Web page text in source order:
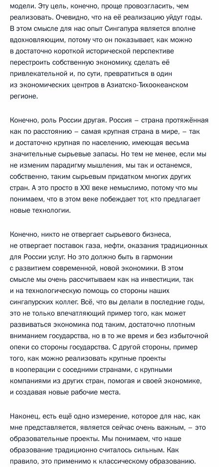
модели. Эту цель, конечно, проще провозгласить, чем
реализовать. Очевидно, что на её реализацию уйдут годы.
В этом смысле для нас опыт Сингапура является вполне
вдохновляющим, потому что он показывает, как можно
в достаточно короткой исторической перспективе
перестроить собственную экономику, сделать её
привлекательной и, по сути, превратиться в один
из экономических центров в Азиатско-Тихоокеанском
регионе.
Конечно, роль России другая. Россия – страна протяжённая
как по расстоянию – самая крупная страна в мире, – так
и достаточно крупная по населению, имеющая весьма
значительные сырьевые запасы. Но тем не менее, если мы
не изменим парадигму мышления, мы так и останемся,
собственно, таким сырьевым придатком многих других
стран. А это просто в XXI веке немыслимо, потому что мы
понимаем, что в этом веке побеждает тот, кто предлагает
новые технологии.
Конечно, никто не отвергает сырьевого бизнеса,
не отвергает поставок газа, нефти, оказания традиционных
для России услуг. Но это должно быть в гармонии
с развитием современной, новой экономики. В этом
смысле мы очень рассчитываем как на инвестиции, так
и на технологическую помощь со стороны наших
сингапурских коллег. Всё, что вы делали в последние годы,
это не только впечатляющий пример того, как может
развиваться экономика под таким, достаточно плотным
вниманием государства, но в то же время и без избыточной
опеки со стороны государства. С другой стороны, пример
того, как можно реализовать крупные проекты
в кооперации с соседними странами, с крупными
компаниями из других стран, помогая и своей экономике,
и создавая новые рабочие места.
Наконец, есть ещё одно измерение, которое для нас, как
мне представляется, является сейчас очень важным, – это
образовательные проекты. Мы понимаем, что наше
образование традиционно считалось сильным. Как
правило, это применимо к классическому образованию.